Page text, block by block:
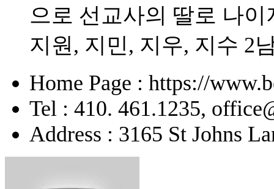
으로 선교사의 딸로 나
지원, 지민, 지우, 지수 2
Home Page : https://
Tel : 410. 461.1235,
Address : 3165 St Johns